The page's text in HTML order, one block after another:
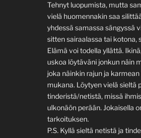
Tehnyt luopumista, mutta
vielä huomennakin saa
yhdessä samassa sängyssä
sitten sairaalassa tai kotona,
Elämä voi todella yllättä.
uskoa löytäväni jonkun näin
joka näinkin rajun ja
mukana. Löytyen vielä sieltä
tinderistä/netistä, missä
ulkonäön perään. Jokaisella
tarkoituksen.
P.S. Kyllä sieltä netistä ja